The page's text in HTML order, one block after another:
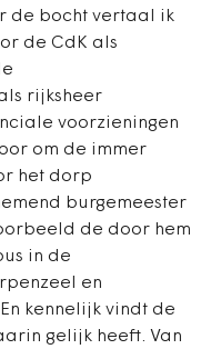
de bocht vertaal ik
de CdK als
rijksheer
voorzieningen
om de immer
het dorp
burgemeester
de door hem
in de
en
kennelijk vindt de
gelijk heeft. Van